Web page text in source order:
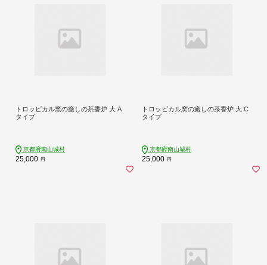
トロッピカル窯の癒しの茶香炉 大 A
タイプ
京都府南山城村
25,000 円
トロッピカル窯の癒しの茶香炉 大 C
タイプ
京都府南山城村
25,000 円